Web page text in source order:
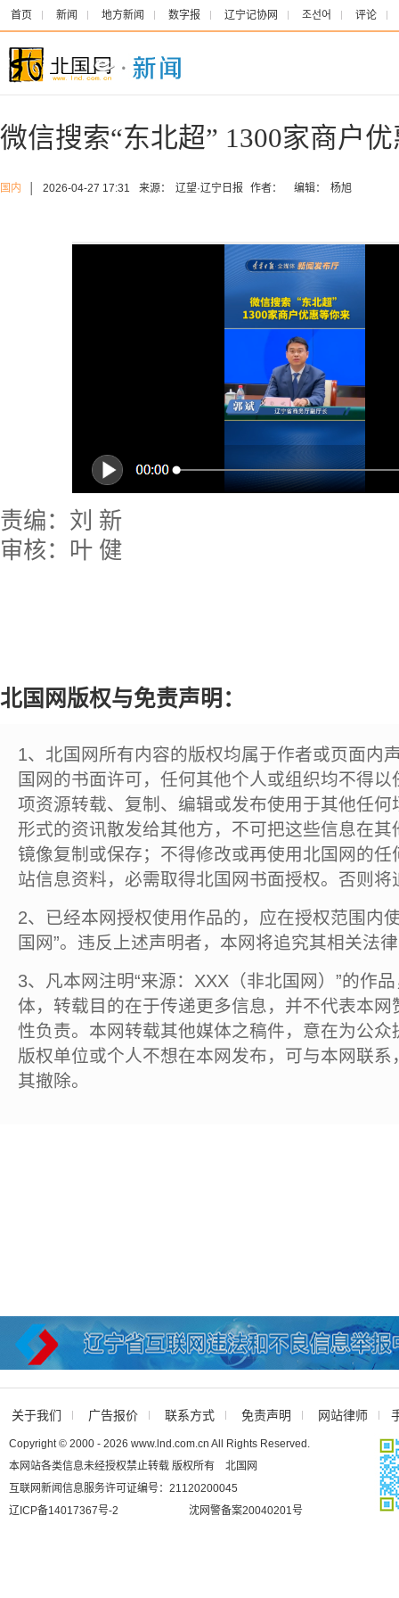
首页 新闻 地方新闻 数字报 辽宁记协网 조선어 评论
微信搜索“东北超” 1300家商户
国内 2026-04-27 17:31 来源： 辽望·辽宁日报 作者： 编辑： 杨旭
责编：刘 新
审核：叶 健
北国网版权与免责声明：
1、北国网所有内容的版权均属于作者或页面内
国网的书面许可，任何其他个人或组织均不得
项资源转载、复制、编辑或发布使用于其他任
形式的资讯散发给其他方，不可把这些信息在
镜像复制或保存；不得修改或再使用北国网的
站信息资料，必需取得北国网书面授权。否则将
2、已经本网授权使用作品的，应在授权范围内
国网”。违反上述声明者，本网将追究其相关法
3、凡本网注明“来源：XXX（非北国网）”的作
体，转载目的在于传递更多信息，并不代表本
性负责。本网转载其他媒体之稿件，意在为公
版权单位或个人不想在本网发布，可与本网联
其撤除。
关于我们 广告报价 联系方式 免责声明 网站律师
Copyright © 2000 - 2026 www.lnd.com.cn All Rights Reserved.
本网站各类信息未经授权禁止转载 版权所有 北国网
互联网新闻信息服务许可证编号：21120200045
辽ICP备14017367号-2
沈网警备案20040201号